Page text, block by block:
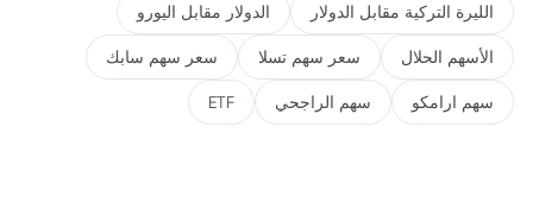
الليرة التركية مقابل الدولار الدولار مقابل اليورو
الأسهم الحلال سعر سهم تسلا سعر سهم سابك
سهم ارامكو سهم الراجحي ETF